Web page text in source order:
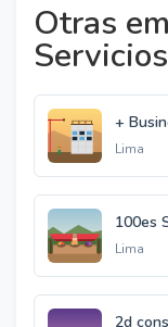
Otras
+
Lima
100es
Lima
2d